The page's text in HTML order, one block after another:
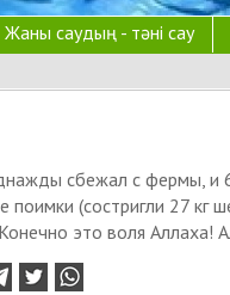
Жаны саудың - тәні сау
сбежал с фермы, и 6
поимки (состригли 27 кг
это воля Аллаха!